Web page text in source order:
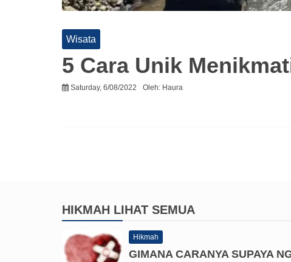
Wisata
5 Cara Unik
Saturday, 6/08/2022 Oleh: Haura
HIKMAH LIHAT SEMUA
Hikmah
GIMANA CARANYA SUPAYA